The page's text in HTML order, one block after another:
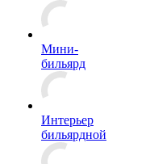
Мини-
бильярд
Интерьер
бильярдной